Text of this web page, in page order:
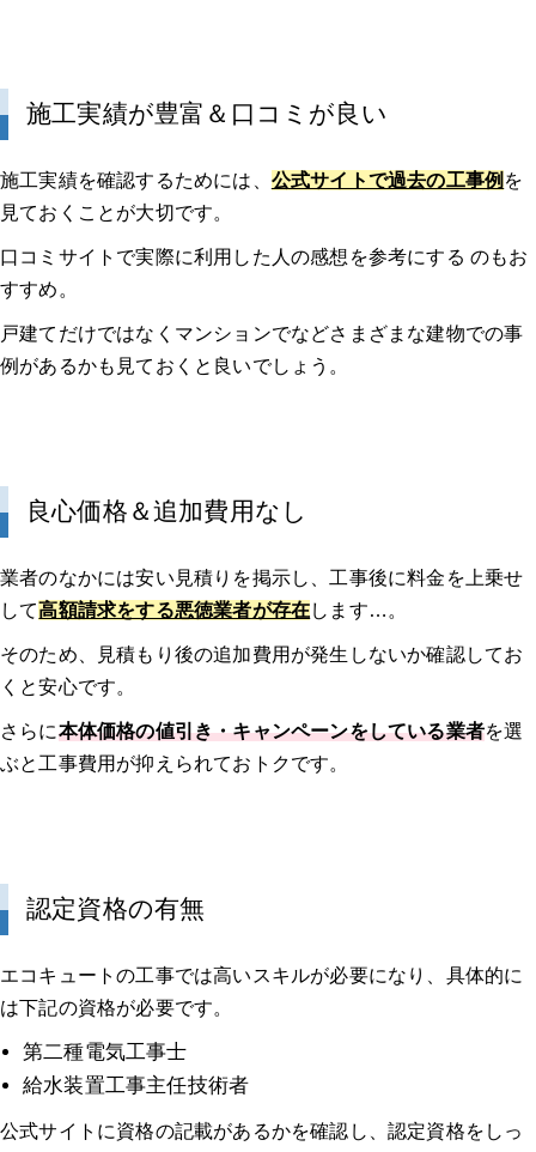
施工実績が豊富＆口コミが良い
施工実績を確認するためには、 公式サイトで過去の工事例 を
見ておくことが大切です。
口コミサイトで実際に利用した人の感想を参考にする のもお
すすめ。
戸建てだけではなくマンションでなどさまざまな建物での事
例があるかも見ておくと良いでしょう。
良心価格＆追加費用なし
業者のなかには安い見積りを掲示し、工事後に料金を上乗せ
して高額請求をする悪徳業者が存在します…。
そのため、見積もり後の追加費用が発生しないか確認してお
くと安心です。
さらに本体価格の値引き・キャンペーンをしている業者を選
ぶと工事費用が抑えられておトクです。
認定資格の有無
エコキュートの工事では高いスキルが必要になり、具体的に
は下記の資格が必要です。
第二種電気工事士
給水装置工事主任技術者
公式サイトに資格の記載があるかを確認し、認定資格をしっ